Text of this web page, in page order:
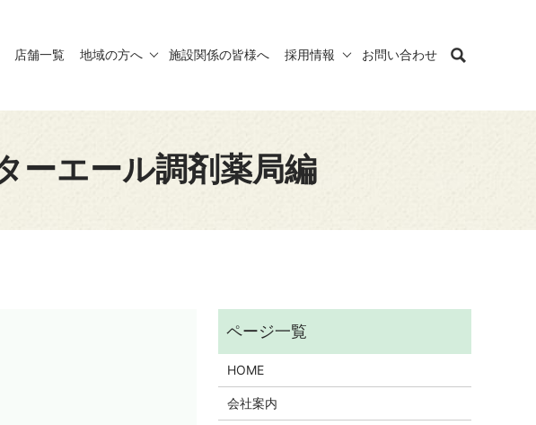
店舗一覧 地域の方へ 施設関係の皆様へ 採用情報 お問い合わせ
ーエール調剤薬局編
HOME
会社案内